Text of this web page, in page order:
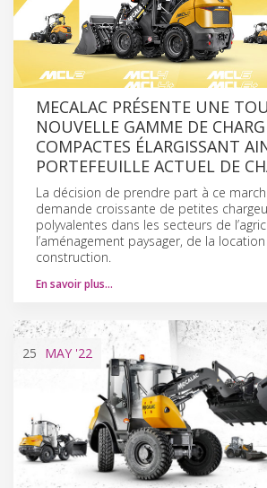
MECALAC PRÉSENTE UNE
NOUVELLE GAMME DE
COMPACTES ÉLARGISSANT
PORTEFEUILLE ACTUEL DE
La décision de prendre part à ce
demande croissante de petites
polyvalentes dans les secteurs de
l’aménagement paysager, de la
construction.
En savoir plus…
25 MAY '22